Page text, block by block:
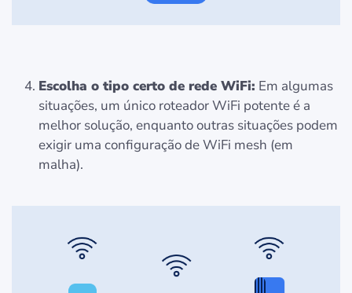
Escolha o tipo certo de rede WiFi: Em algumas
situações, um único roteador WiFi potente é a
melhor solução, enquanto outras situações podem
exigir uma configuração de WiFi mesh (em
malha).